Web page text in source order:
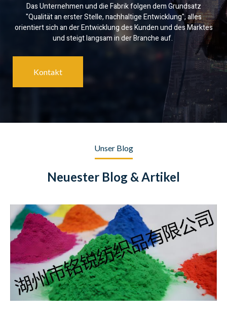
Das Unternehmen und die Fabrik folgen dem Grundsatz
"Qualität an erster Stelle, nachhaltige Entwicklung", alles
orientiert sich an der Entwicklung des Kunden und des Marktes
und steigt langsam in der Branche auf.
Kontakt
Unser Blog
Neuester Blog & Artikel